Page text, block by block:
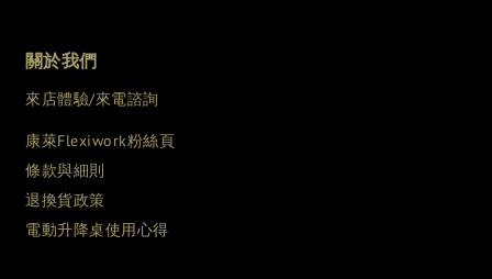
關於我們
來店體驗/來電諮詢
康萊Flexiwork粉絲頁
條款與細則
退換貨政策
電動升降桌使用心得